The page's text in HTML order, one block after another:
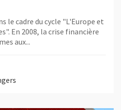
le cadre du cycle "L'Europe et
En 2008, la crise financière
aux...